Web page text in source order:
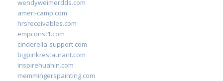
wendyweimerdds.com
ameri-camp.com
hrsreceivables.com
empconst1.com
cinderella-support.com
bigpinkrestaurant.com
inspirehuahin.com
memmingerspainting.com